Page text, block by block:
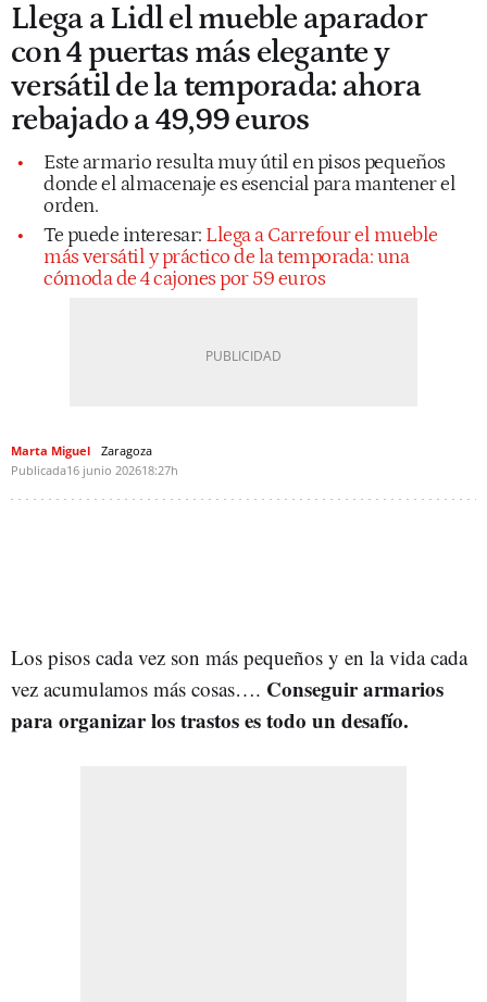
Llega a Lidl el mueble aparador
con 4 puertas más elegante y
versátil de la temporada: ahora
rebajado a 49,99 euros
Este armario resulta muy útil en pisos pequeños
donde el almacenaje es esencial para mantener el
orden.
Te puede interesar: Llega a Carrefour el mueble
más versátil y práctico de la temporada: una
cómoda de 4 cajones por 59 euros
Marta Miguel
Zaragoza
Publicada16 junio 202618:27h
Los pisos cada vez son más pequeños y en la vida cada
vez acumulamos más cosas…. Conseguir armarios
para organizar los trastos es todo un desafío.